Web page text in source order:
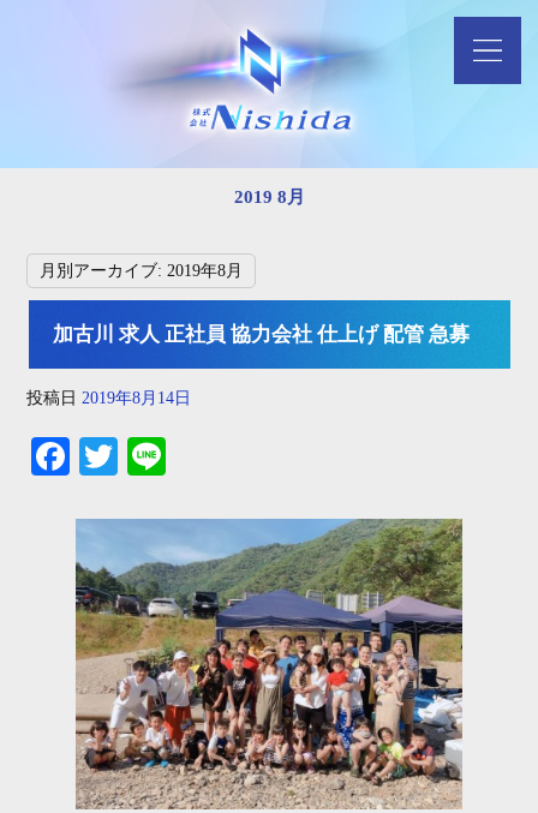
2019 8月
月別アーカイブ:2019年8月
加古川 求人 正社員 協力会社 仕上げ 配管 急募
投稿日 2019年8月14日
Fa
bo
ok
T
tte
r